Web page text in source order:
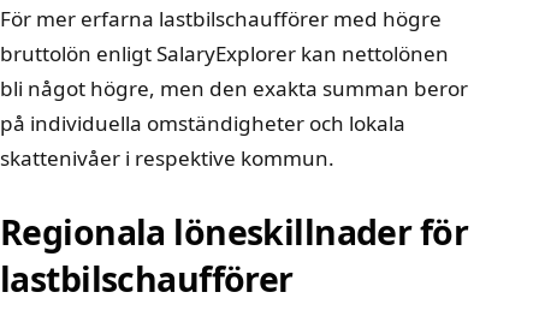
För mer erfarna lastbilschaufförer med högre
bruttolön enligtSalaryExplorer kan nettolönen
bli något högre, men den exakta summan beror
på individuella omständigheter och lokala
skattenivåer i respektive kommun.
Regionala löneskillnader för
lastbilschaufförer